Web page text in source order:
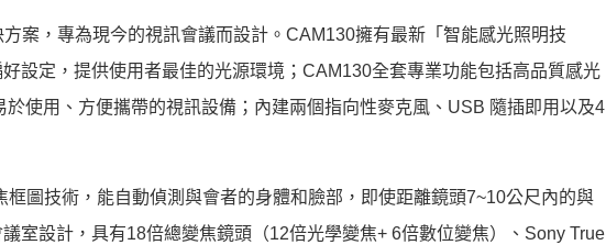
案， 專為現今的視訊會議而設計。CAM130擁有最新「 智能感光照明技
好設定，提供使用者最佳的光源環境；CAM130全套專業功能包括高品質感光
使用、方便攜帶的視訊設備； 內建兩個指向性麥克風、USB 隨插即用以及4
框圖技術，能自動偵測與會者的身體和臉部，即使距離鏡頭7~10公尺內的與
室設計，具有18倍總變焦鏡頭（12倍光學變焦+ 6倍數位變焦）、Sony True